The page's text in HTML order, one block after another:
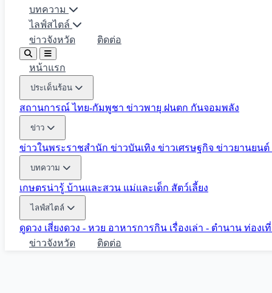
บทความ
ไลฟ์สไตล์
ข่าวจังหวัด
ติดต่อ
หน้าแรก
ประเด็นร้อน
สถานการณ์ ไทย-กัมพูชา ข่าวพายุ ฝนตก กันจอมพลัง
ข่าว
ข่าวในพระราชสำนัก ข่าวบันเทิง ข่าวเศรษฐกิจ ข่าวยานยนต์
บทความ
เกษตรน่ารู้ บ้านและสวน แม่และเด็ก สัตว์เลี้ยง
ไลฟ์สไตล์
ดูดวง เสี่ยงดวง - หวย อาหารการกิน เรื่องเล่า - ตำนาน ท่องเ
ข่าวจังหวัด
ติดต่อ